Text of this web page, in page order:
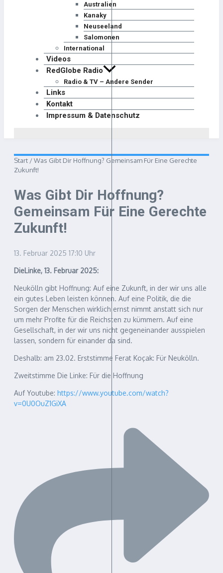
Australien
Kanaky
Neuseeland
Salomonen
International
Videos
RedGlobe Radio
Radio & TV – Andere Sender
Links
Kontakt
Impressum & Datenschutz
Start /Was Gibt Dir Hoffnung? Gemeinsam Für Eine Gerechte
Zukunft!
Was Gibt Dir Hoffnung?
Gemeinsam Für Eine Gerechte
Zukunft!
13. Februar 2025 17:10 Uhr
DieLinke, 13. Februar 2025:
Neukölln gibt Hoffnung: Auf eine Zukunft, in der wir uns alle
ein gutes Leben leisten können. Auf eine Politik, die die
Sorgen der Menschen wirklich ernst nimmt anstatt sich nur
um mehr Profite für die Reichsten zu kümmern. Auf eine
Gesellschaft, in der wir uns nicht gegeneinander ausspielen
lassen, sondern für einander da sind.
Deshalb: am 23.02. Erststimme Ferat Koçak: Für Neukölln.
Zweitstimme Die Linke: Für die Hoffnung
Auf Youtube: https://www.youtube.com/watch?
v=0U0OuZ1GiXA